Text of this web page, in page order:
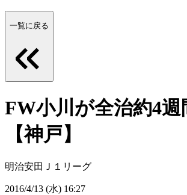
一覧に戻る
FW小川が全治約4週
【神戸】
明治安田Ｊ１リーグ
2016/4/13 (水) 16:27